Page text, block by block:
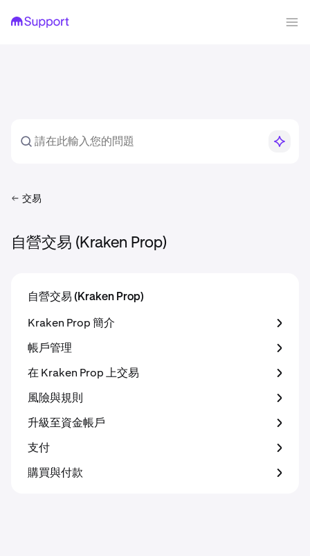
交易
自營交易 (Kraken Prop)
自營交易 (Kraken Prop)
Kraken Prop 簡介
帳戶管理
在 Kraken Prop 上交易
風險與規則
升級至資金帳戶
支付
購買與付款